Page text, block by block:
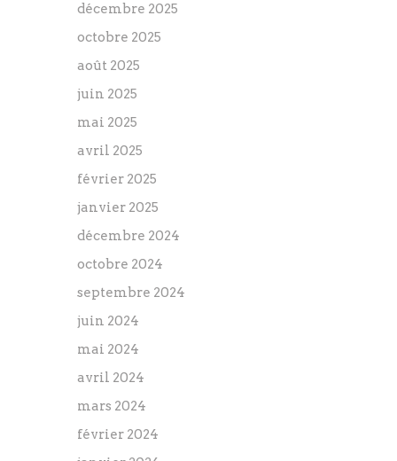
décembre 2025
octobre 2025
août 2025
juin 2025
mai 2025
avril 2025
février 2025
janvier 2025
décembre 2024
octobre 2024
septembre 2024
juin 2024
mai 2024
avril 2024
mars 2024
février 2024